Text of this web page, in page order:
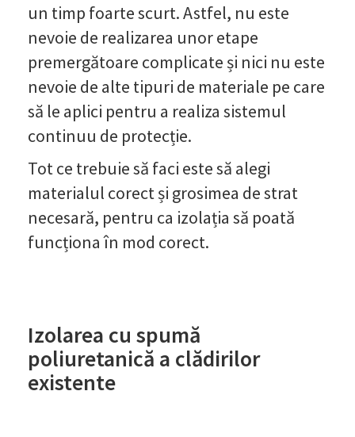
un timp foarte scurt. Astfel, nu este
nevoie de realizarea unor etape
premergătoare complicate și nici nu este
nevoie de alte tipuri de materiale pe care
să le aplici pentru a realiza sistemul
continuu de protecție.
Tot ce trebuie să faci este să alegi
materialul corect și grosimea de strat
necesară, pentru ca izolația să poată
funcționa în mod corect.
Izolarea cu spumă
poliuretanică a clădirilor
existente